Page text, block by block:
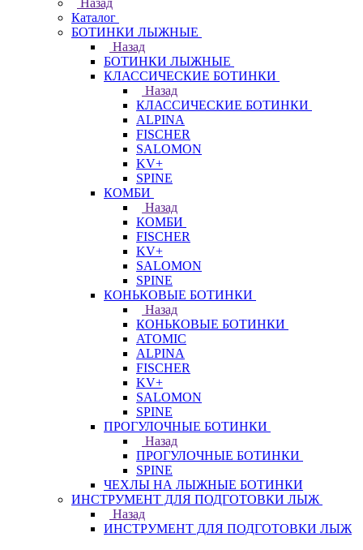
Назад
Каталог
БОТИНКИ ЛЫЖНЫЕ
Назад
БОТИНКИ ЛЫЖНЫЕ
КЛАССИЧЕСКИЕ БОТИНКИ
Назад
КЛАССИЧЕСКИЕ БОТИНКИ
ALPINA
FISCHER
SALOMON
KV+
SPINE
КОМБИ
Назад
КОМБИ
FISCHER
KV+
SALOMON
SPINE
КОНЬКОВЫЕ БОТИНКИ
Назад
КОНЬКОВЫЕ БОТИНКИ
ATOMIC
ALPINA
FISCHER
KV+
SALOMON
SPINE
ПРОГУЛОЧНЫЕ БОТИНКИ
Назад
ПРОГУЛОЧНЫЕ БОТИНКИ
SPINE
ЧЕХЛЫ НА ЛЫЖНЫЕ БОТИНКИ
ИНСТРУМЕНТ ДЛЯ ПОДГОТОВКИ ЛЫЖ
Назад
ИНСТРУМЕНТ ДЛЯ ПОДГОТОВКИ ЛЫЖ